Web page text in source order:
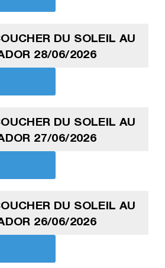
DU SOLEIL AU
28/06/2026
DU SOLEIL AU
27/06/2026
DU SOLEIL AU
26/06/2026